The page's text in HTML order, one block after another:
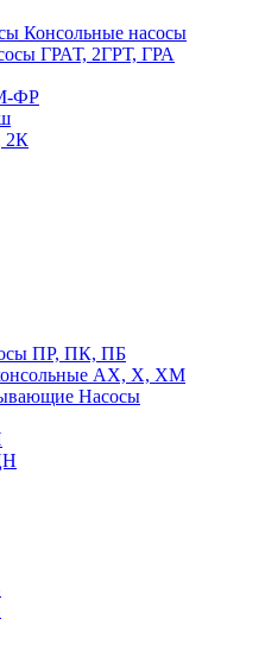
Консольные насосы
ГРАТ, 2ГРТ, ГРА
ФР
2К
ПР, ПК, ПБ
АХ, Х, ХМ
Насосы